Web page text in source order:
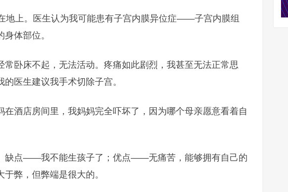
地上。医生认为我可能患有子宫内膜异位症——子宫内膜组
体部位。
常卧床不起，无法活动。疼痛如此剧烈，我甚至无法正常思
医生建议我手术切除子宫。
在酒店房间里，我妈妈完全吓坏了，因为哪个母亲愿意看着自
缺点——我不能生孩子了；优点——无痛苦，能够拥有自己的
弊，但弊端是很大的。